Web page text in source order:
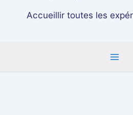
Accueillir toutes les
liberté
soins